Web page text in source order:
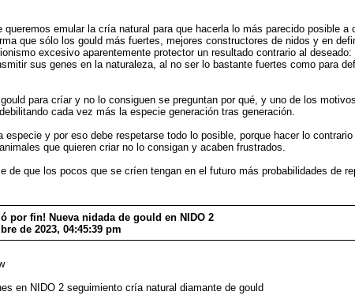
queremos emular la cría natural para que hacerla lo más parecido posible
que sólo los gould más fuertes, mejores constructores de nidos y en
excesivo aparentemente protector un resultado contrario al
sus genes en la naturaleza, al no ser lo bastante fuertes como para
para críar y no lo consiguen se preguntan por qué, y uno de los
cada vez más la especie generación tras generación.
especie y por eso debe respetarse todo lo posible, porque hacer lo
que quieren criar no lo consigan y acaben frustrados.
de que los pocos que se críen tengan en el futuro más probabilidades de
por fin! Nueva nidada de gould en NIDO 2
de 2023, 04:45:39 pm
en NIDO 2 seguimiento cría natural diamante de gould